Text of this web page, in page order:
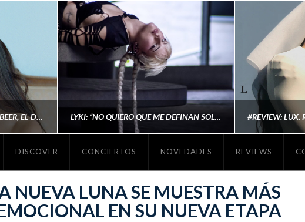
#REVIEW: LOCKET. MADISON BEER, EL DISCO DONDE POR FIN DEJA DE JUSTIFICARSE LYKI: “NO QUIERO QUE ME DEFINAN SOLO POR SER REIVINDICATIVA. QUIERO QUE ME ESCUCHEN PORQUE DISFRUTO HACIENDO MI MÚSICA”
DISCOVER CONCIERTOS NOVEDADES REVIEWS
NUEVA LUNA SE MUESTRA MÁS
EN SU NUEVA ETAPA